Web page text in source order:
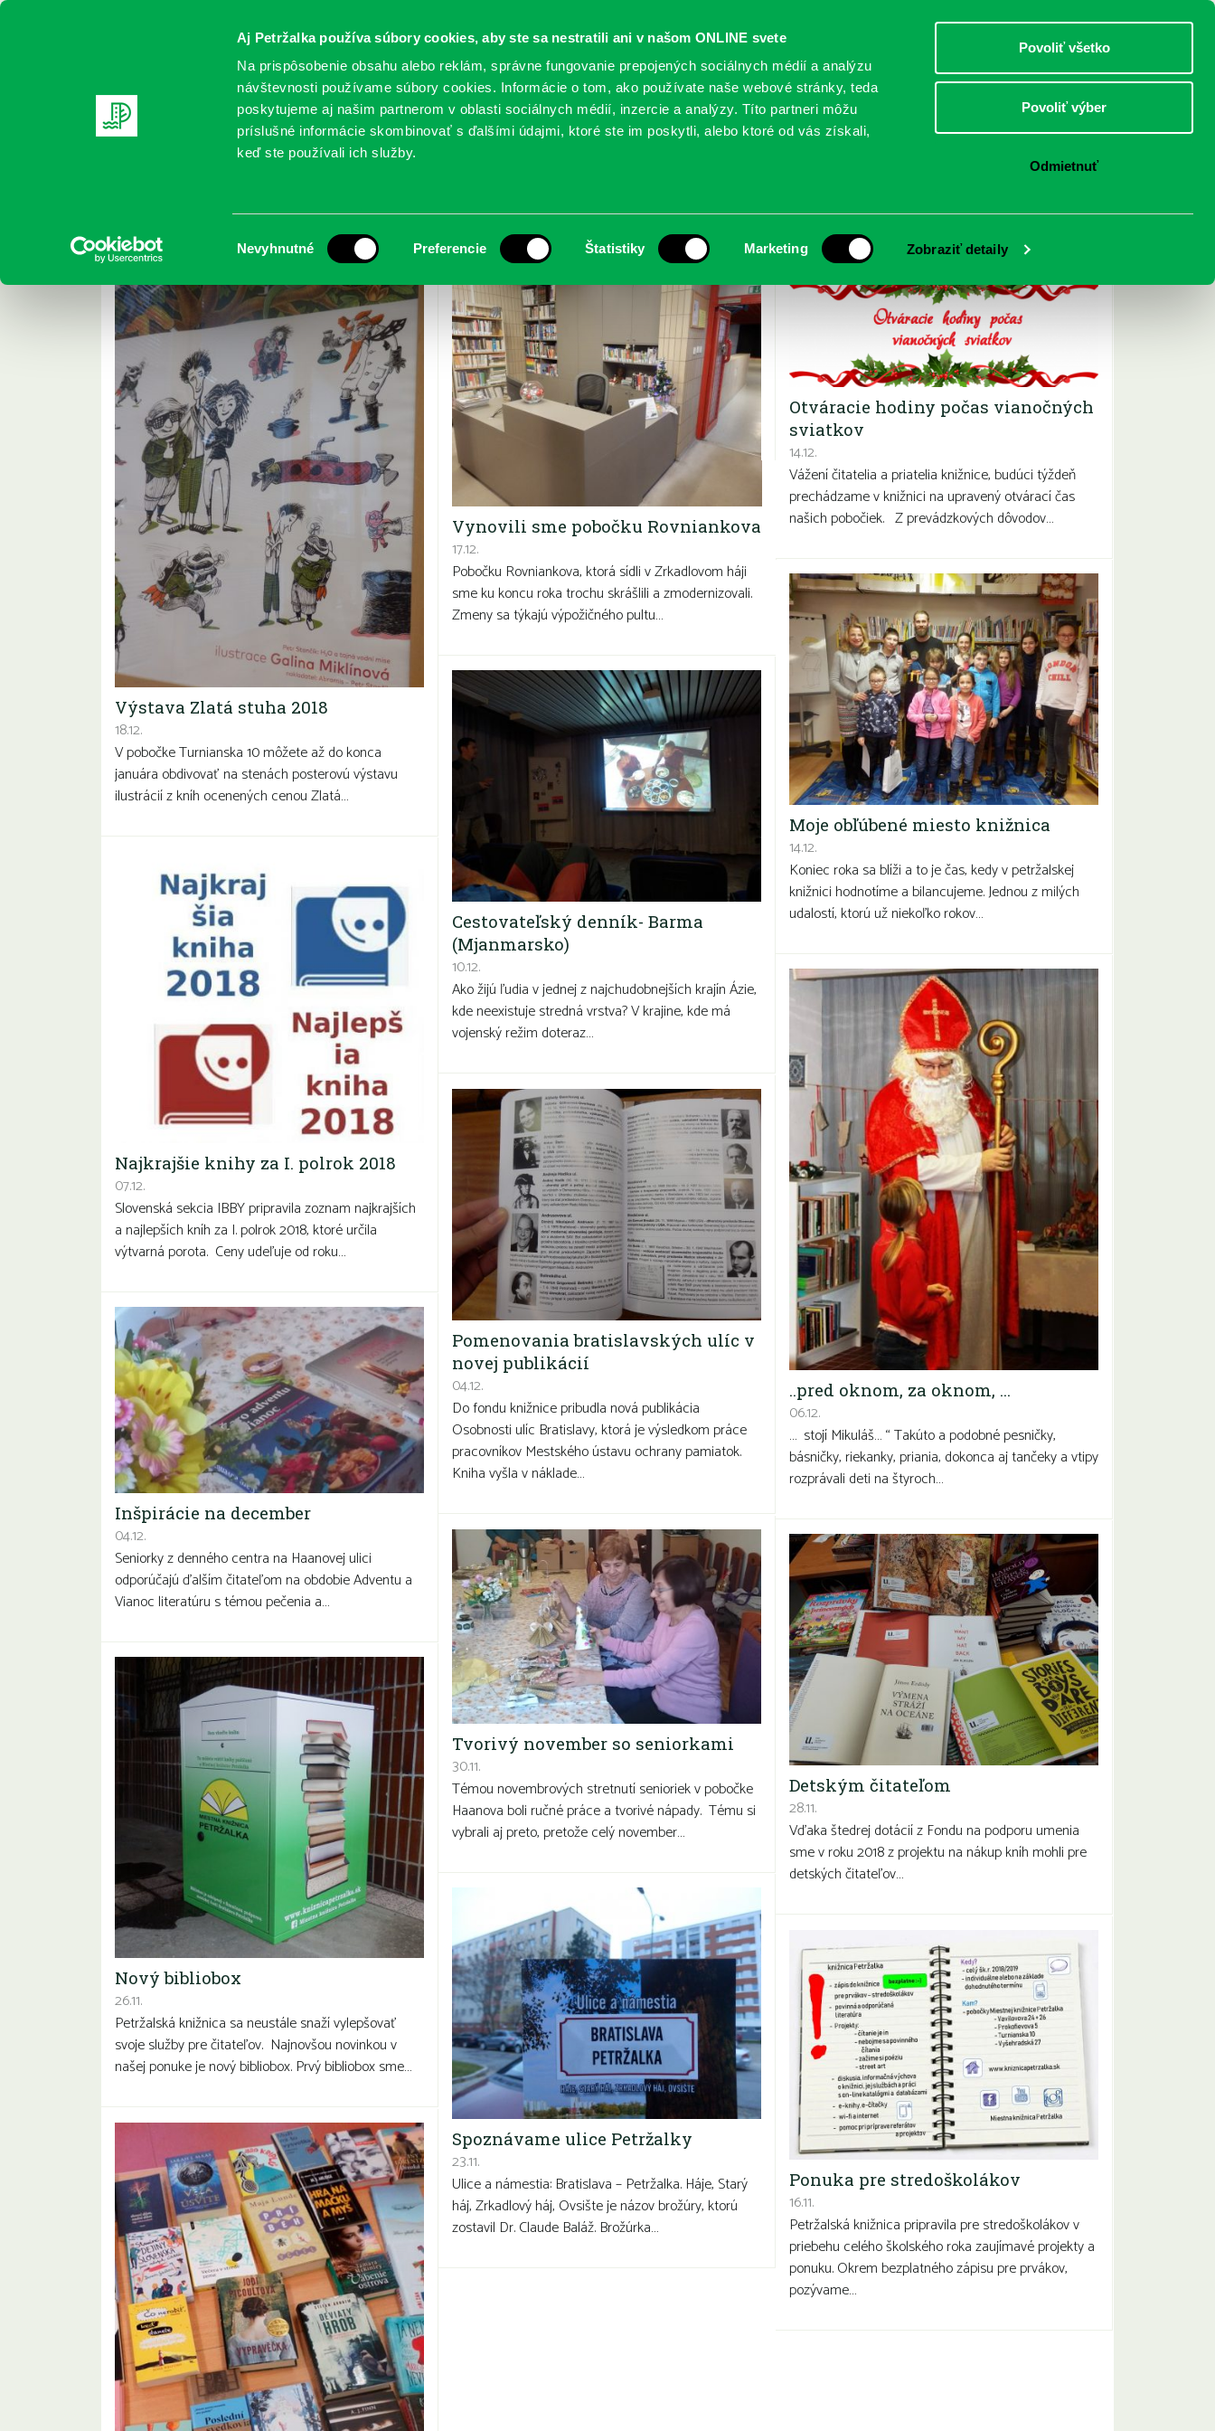
Aj Petržalka používa súbory cookies, aby ste sa nestratili ani v našom ONLINE svete
Na prispôsobenie obsahu alebo reklám, správne fungovanie prepojených sociálnych médií a analýzu
návštevnosti používame súbory cookies. Informácie o tom, ako používate naše webové stránky, teda
poskytujeme aj našim partnerom v oblasti sociálnych médií, inzercie a analýzy. Títo partneri môžu
príslušné informácie skombinovať s ďalšími údajmi, ktoré ste im poskytli, alebo ktoré od vás získali,
keď ste používali ich služby.
súhlasu
Nevyhnutné Preferencie Štatistiky Marketing Zobraziť detaily
Povoliť všetko
Povoliť výber
Odmietnuť
DOSPELÍ
REGISTRUJTE SA ONLINE KATALÓGY SLUŽBY PODUJATIA POBOČKY O KNIŽNICI
Archív
Výstava Zlatá stuha 2018
18.12.
V pobočke Turnianska 10 môžete až do konca
januára obdivovať na stenách posterovú výstavu
ilustrácií z kníh ocenených cenou Zlatá…
Vynovili sme pobočku Rovniankova
17.12.
Pobočku Rovniankova, ktorá sídli v Zrkadlovom háji
sme ku koncu roka trochu skrášlili a zmodernizovali.
Zmeny sa týkajú výpožičného pultu…
Otváracie hodiny počas vianočných
sviatkov
14.12.
Vážení čitatelia a priatelia knižnice, budúci týždeň
prechádzame v knižnici na upravený otvárací čas
našich pobočiek. Z prevádzkových dôvodov…
Moje obľúbené miesto knižnica
14.12.
Koniec roka sa blíži a to je čas, kedy v petržalskej
knižnici hodnotíme a bilancujeme. Jednou z milých
udalostí, ktorú už niekoľko rokov…
Cestovateľský denník- Barma
(Mjanmarsko)
10.12.
Ako žijú ľudia v jednej z najchudobnejších krajín Ázie,
kde neexistuje stredná vrstva? V krajine, kde má
vojenský režim doteraz…
Najkrajšie knihy za I. polrok 2018
07.12.
Slovenská sekcia IBBY pripravila zoznam najkrajších
a najlepších kníh za I. polrok 2018, ktoré určila
výtvarná porota. Ceny udeľuje od roku…
..pred oknom, za oknom, …
06.12.
… stojí Mikuláš… “ Takúto a podobné pesničky,
básničky, riekanky, priania, dokonca aj tančeky a vtipy
rozprávali deti na štyroch…
Pomenovania bratislavských ulíc v
novej publikácií
04.12.
Do fondu knižnice pribudla nová publikácia
Osobnosti ulíc Bratislavy, ktorá je výsledkom práce
pracovníkov Mestského ústavu ochrany pamiatok.
Kniha vyšla v náklade…
Inšpirácie na december
04.12.
Seniorky z denného centra na Haanovej ulici
odporúčajú ďalším čitateľom na obdobie Adventu a
Vianoc literatúru s témou pečenia a…
Tvorivý november so seniorkami
30.11.
Témou novembrových stretnutí senioriek v pobočke
Haanova boli ručné práce a tvorivé nápady. Tému si
vybrali aj preto, pretože celý november…
Detským čitateľom
28.11.
Vďaka štedrej dotácií z Fondu na podporu umenia
sme v roku 2018 z projektu na nákup kníh mohli pre
detských čitateľov…
Nový bibliobox
26.11.
Petržalská knižnica sa neustále snaží vylepšovať
svoje služby pre čitateľov. Najnovšou novinkou v
našej ponuke je nový bibliobox. Prvý bibliobox sme…
Spoznávame ulice Petržalky
23.11.
Ulice a námestia: Bratislava – Petržalka. Háje, Starý
háj, Zrkadlový háj, Ovsište je názov brožúry, ktorú
zostavil Dr. Claude Baláž. Brožúrka…
Ponuka pre stredoškolákov
16.11.
Petržalská knižnica pripravila pre stredoškolákov v
priebehu celého školského roka zaujímavé projekty a
ponuku. Okrem bezplatného zápisu pre prvákov,
pozývame…